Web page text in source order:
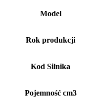
Model
Rok produkcji
Kod Silnika
Pojemność cm3